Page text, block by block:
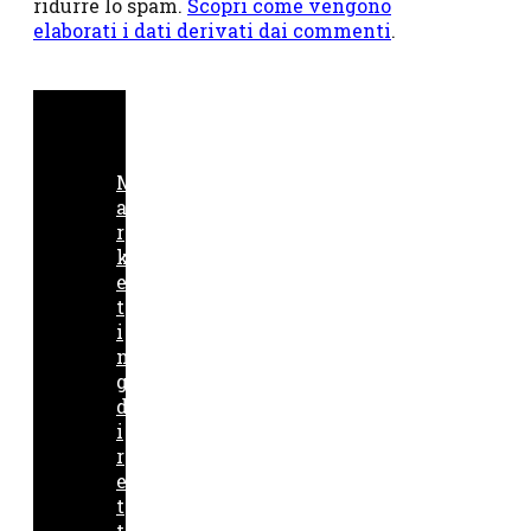
elaborati i dati derivati dai commenti.
M
a
r
k
e
t
i
n
g
d
i
r
e
t